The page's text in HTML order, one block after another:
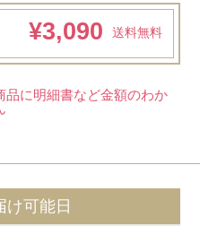
¥3,090 送料無料
品に明細書など金額のわか
け可能日